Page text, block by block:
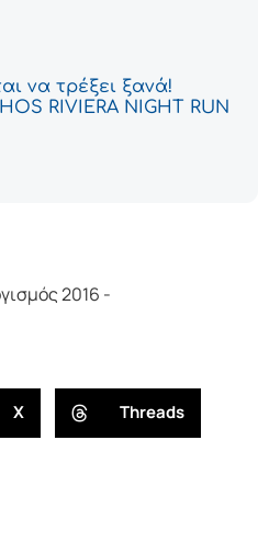
να τρέξει ξανά!
RIVIERA NIGHT RUN
2016 -
X Threads